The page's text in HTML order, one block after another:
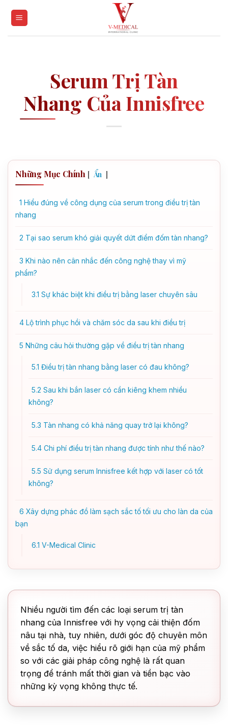
Serum Trị Tàn
Nhang Của Innisfree
Những Mục Chính [ Ẩn ]
1 Hiểu đúng về công dụng của serum trong điều trị tàn
nhang
2 Tại sao serum khó giải quyết dứt điểm đốm tàn nhang?
3 Khi nào nên cân nhắc đến công nghệ thay vì mỹ
phẩm?
3.1 Sự khác biệt khi điều trị bằng laser chuyên sâu
4 Lộ trình phục hồi và chăm sóc da sau khi điều trị
5 Những câu hỏi thường gặp về điều trị tàn nhang
5.1 Điều trị tàn nhang bằng laser có đau không?
5.2 Sau khi bắn laser có cần kiêng khem nhiều
không?
5.3 Tàn nhang có khả năng quay trở lại không?
5.4 Chi phí điều trị tàn nhang được tính như thế nào?
5.5 Sử dụng serum Innisfree kết hợp với laser có tốt
không?
6 Xây dựng phác đồ làm sạch sắc tố tối ưu cho làn da của
bạn
6.1 V-Medical Clinic
Nhiều người tìm đến các loại serum trị tàn
nhang của Innisfree với hy vọng cải thiện đốm
nâu tại nhà, tuy nhiên, dưới góc độ chuyên môn
về sắc tố da, việc hiểu rõ giới hạn của mỹ phẩm
so với các giải pháp công nghệ là rất quan
trọng để tránh mất thời gian và tiền bạc vào
những kỳ vọng không thực tế.